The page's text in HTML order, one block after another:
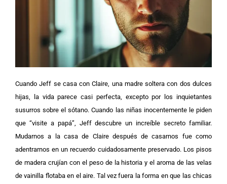
Cuando Jeff se casa con Claire, una madre soltera con dos dulces
hijas, la vida parece casi perfecta, excepto por los inquietantes
susurros sobre el sótano. Cuando las niñas inocentemente le piden
que “visite a papá”, Jeff descubre un increíble secreto familiar.
Mudarnos a la casa de Claire después de casarnos fue como
adentrarnos en un recuerdo cuidadosamente preservado. Los pisos
de madera crujían con el peso de la historia y el aroma de las velas
de vainilla flotaba en el aire. Tal vez fuera la forma en que las chicas